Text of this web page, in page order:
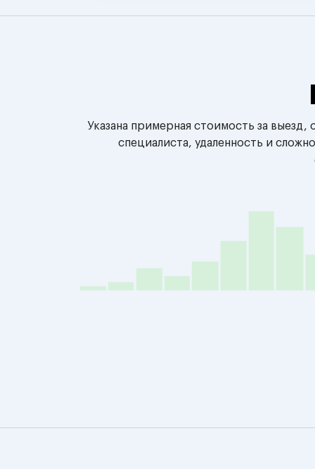
Указана примерная стоимость за
специалиста, удаленность и